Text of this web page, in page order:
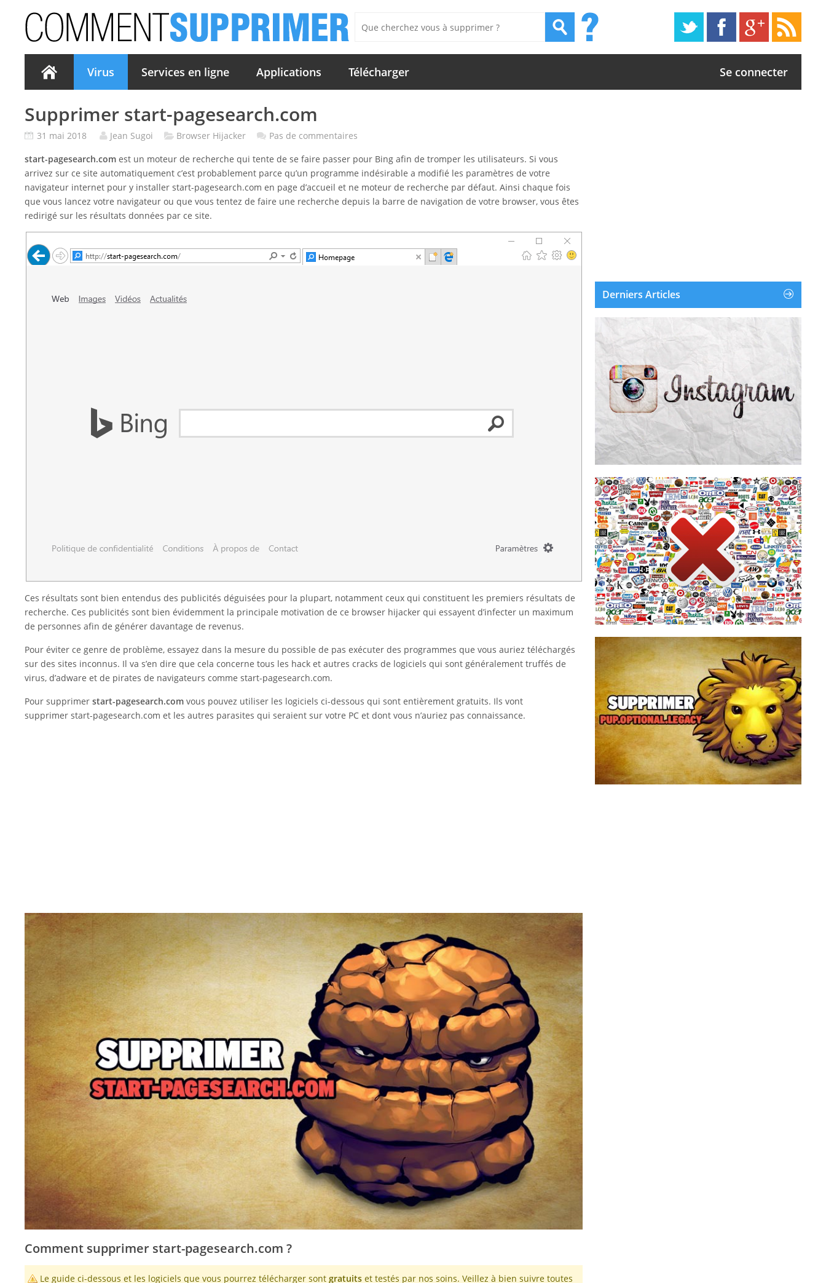
Virus Services en ligne Applications Télécharger Se connecter
Supprimer start-pagesearch.com
31 mai 2018 Jean Sugoi Browser Hijacker
Pas de commentaires
start-pagesearch.com est un moteur de recherche qui tente de se faire passer pour Bing afin de tromper les utilisateurs. Si vous
arrivez sur ce site automatiquement c’est probablement parce qu’un programme indésirable a modifié les paramètres de votre
navigateur internet pour y installer start-pagesearch.com en page d’accueil et ne moteur de recherche par défaut. Ainsi chaque fois
que vous lancez votre navigateur ou que vous tentez de faire une recherche depuis la barre de navigation de votre browser, vous êtes
redirigé sur les résultats données par ce site.
Ces résultats sont bien entendus des publicités déguisées pour la plupart, notamment ceux qui constituent les premiers résultats de
recherche. Ces publicités sont bien évidemment la principale motivation de ce browser hijacker qui essayent d’infecter un maximum
de personnes afin de générer davantage de revenus.
Pour éviter ce genre de problème, essayez dans la mesure du possible de pas exécuter des programmes que vous auriez téléchargés
sur des sites inconnus. Il va s’en dire que cela concerne tous les hack et autres cracks de logiciels qui sont généralement truffés de
virus, d’adware et de pirates de navigateurs comme start-pagesearch.com.
Pour supprimer start-pagesearch.com vous pouvez utiliser les logiciels ci-dessous qui sont entièrement gratuits. Ils vont
supprimer start-pagesearch.com et les autres parasites qui seraient sur votre PC et dont vous n’auriez pas connaissance.
Comment supprimer start-pagesearch.com ?
Le guide ci-dessous et les logiciels que vous pourrez télécharger sont gratuits et testés par nos soins. Veillez à bien suivre toutes
Derniers Articles
Instagram est une application et un service en
ligne de partage de photos et de vidéos
disponible sur iOS, Android et Windows
Phone. Instagram a été créé et lancé en
octobre 2010. Le 9 avril 2012, Facebook a
racheté Instagram pour environ un milliard...
Supprimer un compte Instagram
La publicité sur internet agace près de 8
Français sur 10. Pour échapper à la pub, à la
télévision, il suffit de zapper. Sur internet,
beaucoup installent une sorte de zapette
automatique, intégrée au navigateur web, qui
supprime les pubs de leur écr...
Supprimer la publicité
PUP.Optional.Legacy est une détection
générique d’Adwcleaner qui peuvent être
affichée durant le scan de votre ordinateur.
Derrière PUP.Optional.Legacy se cache es
logiciels potentiellement indésirables qui sont
proposés à l’installation de set...
Supprimer PUP.Optional.Legacy